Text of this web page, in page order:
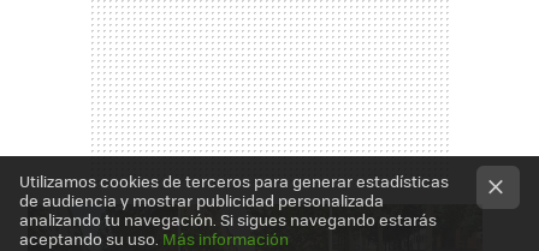
Utilizamos cookies de terceros para generar estadísticas
de audiencia y mostrar publicidad personalizada
analizando tu navegación. Si sigues navegando estarás
aceptando su uso. Más información